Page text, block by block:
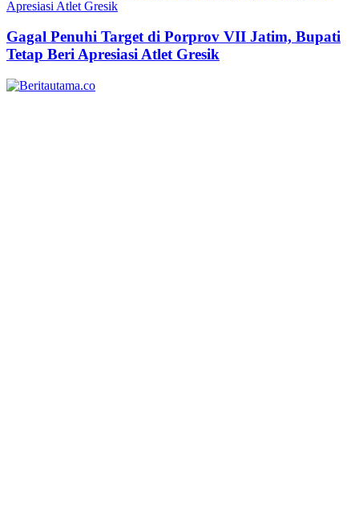
Gagal Penuhi Target di Porprov VII Jatim, Bupati
Tetap Beri Apresiasi Atlet Gresik